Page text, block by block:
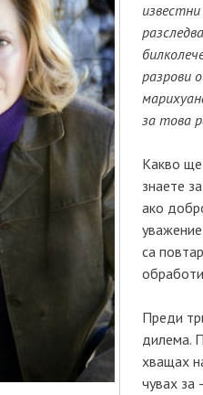
разрови
за това
Какво ще
знаете
ако
са
Преди
дилема.
хващах
чувах за